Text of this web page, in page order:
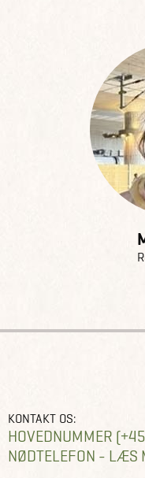
KONTAKT OS:
HOVEDNUMMER
NØDTELEFON - LÆS